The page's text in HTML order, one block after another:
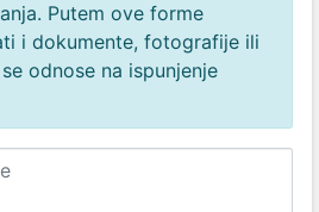
Putem ove forme
i dokumente, fotografije ili
odnose na ispunjenje